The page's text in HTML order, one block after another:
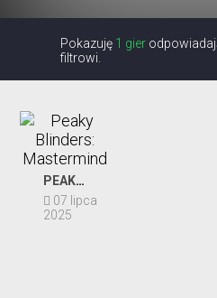
Pokazuję 1 gier
filtrowi.
PEAKY BLINDERS: MASTERMIND
07 lipca
2025